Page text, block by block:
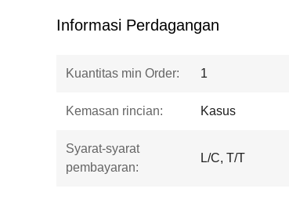
Informasi Perdagangan
Kuantitas min Order: 1
Kemasan rincian: Kasus
Syarat-syarat
pembayaran:
L/C, T/T